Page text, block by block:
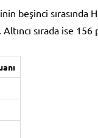
beşinci
sırada ise